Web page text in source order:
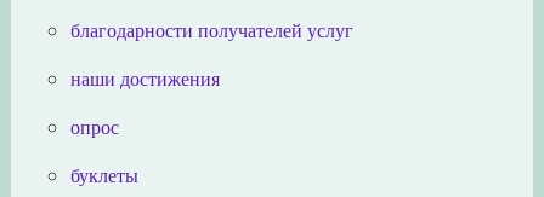
благодарности получателей услуг
наши достижения
опрос
буклеты